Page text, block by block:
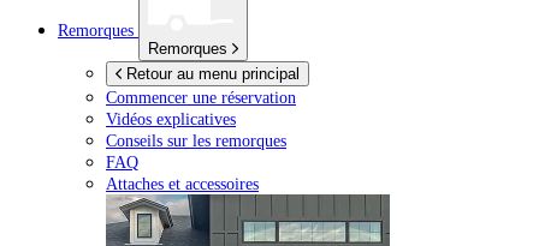
Remorques
Remorques
Retour au menu principal
Commencer une réservation
Vidéos explicatives
Conseils sur les remorques
FAQ
Attaches et accessoires